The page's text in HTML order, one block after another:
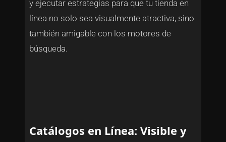
y ejecutar estrategias para que tu tienda en
línea no solo sea visualmente atractiva, sino
también amigable con los motores de
búsqueda.
Catálogos en Línea: Visible y